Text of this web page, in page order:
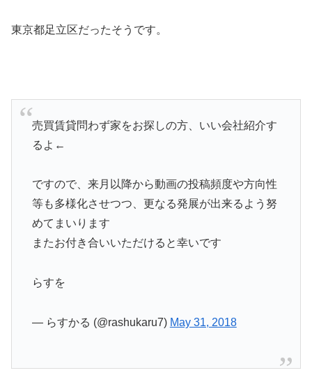
東京都足立区だったそうです。
売買賃貸問わず家をお探しの方、いい会社紹介す
るよ←
ですので、来月以降から動画の投稿頻度や方向性
等も多様化させつつ、更なる発展が出来るよう努
めてまいります
またお付き合いいただけると幸いです
らすを
— らすかる (@rashukaru7) May 31, 2018